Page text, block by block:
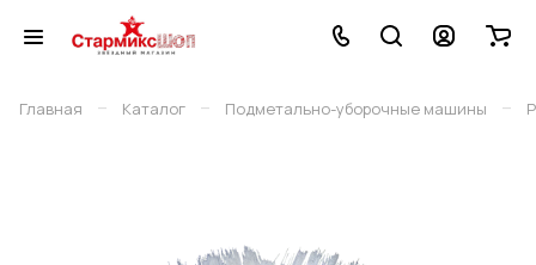
Главная – Каталог – Подметально-уборочные машины –